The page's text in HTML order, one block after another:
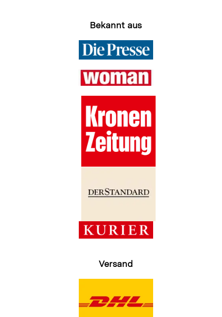
Bekannt aus
Versand